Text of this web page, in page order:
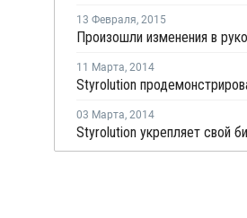
13 Февраля, 2015
11 Марта, 2014
03 Марта, 2014